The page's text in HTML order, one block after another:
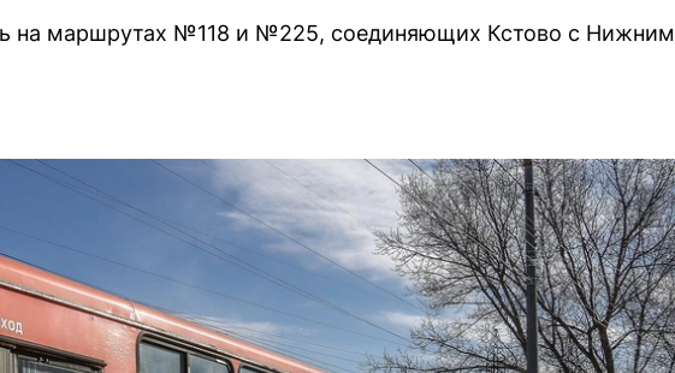
на маршрутах №118 и №225, соединяющих Кстово с Нижним